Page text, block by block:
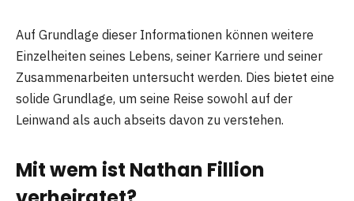
Auf Grundlage dieser Informationen können weitere
Einzelheiten seines Lebens, seiner Karriere und seiner
Zusammenarbeiten untersucht werden. Dies bietet eine
solide Grundlage, um seine Reise sowohl auf der
Leinwand als auch abseits davon zu verstehen.
Mit wem ist Nathan Fillion